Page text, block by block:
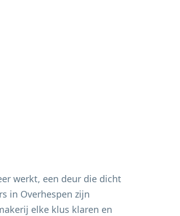
werkt, een deur die dicht
in Overhespen zijn
elke klus klaren en